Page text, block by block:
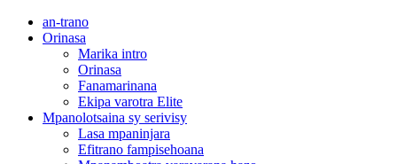
an-trano
Orinasa
Marika intro
Orinasa
Fanamarinana
Ekipa varotra Elite
Mpanolotsaina sy serivisy
Lasa mpaninjara
Efitrano fampisehoana